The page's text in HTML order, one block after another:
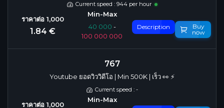
Current speed : 944 per hour
1.84 € 40 000 -
100 000 000
Description
Buy
now
767
Youtube ยอดวิววิดีโอ | Min 500K | เร็ว 👀 ⚡️
Current speed : -